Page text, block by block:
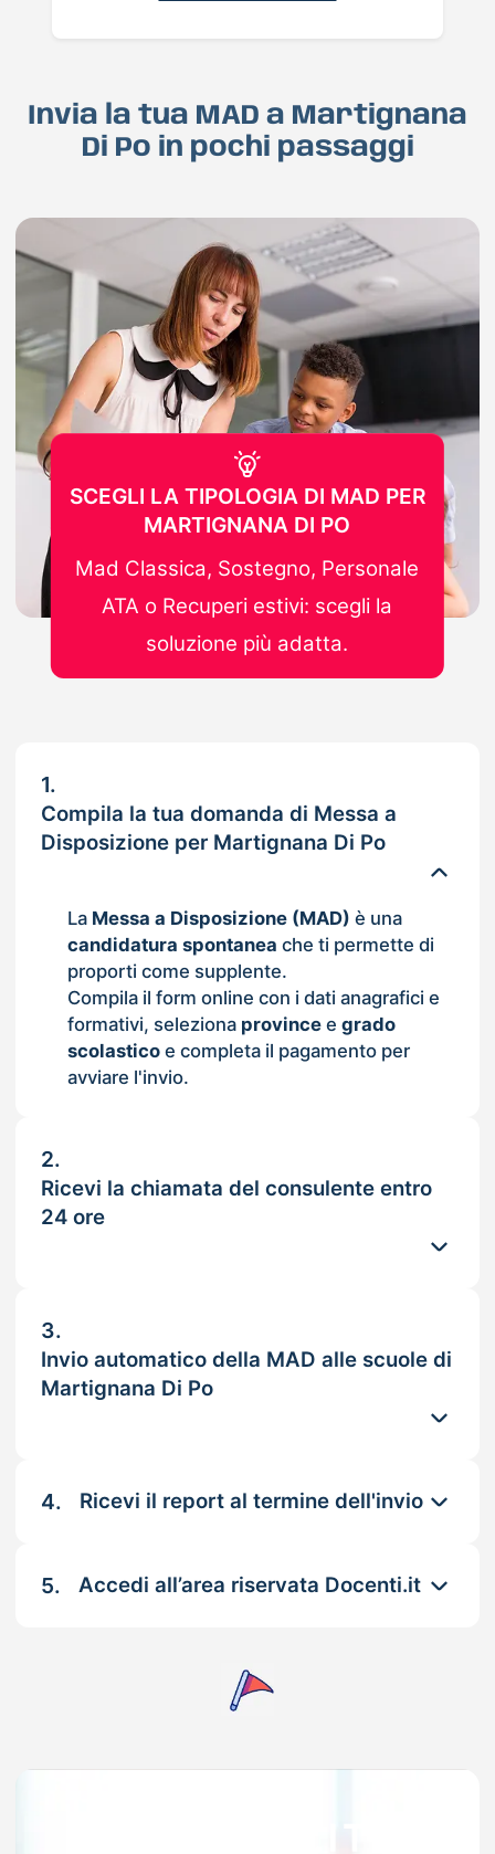
Invia la tua MAD a Martignana
Di Po in pochi passaggi
1.
Compila la tua domanda di Messa a
Disposizione per Martignana Di Po
La Messa a Disposizione (MAD) è una
candidatura spontanea che ti permette di
proporti come supplente.
Compila il form online con i dati anagrafici e
formativi, seleziona provincee grado
scolasticoe completa il pagamento per
avviare l'invio.
2.
Ricevi la chiamata del consulente entro
24 ore
3.
Invio automatico della MAD alle scuole di
Martignana Di Po
4. Ricevi il report al termine dell'invio
5. Accedi all’area riservata Docenti.it
SCEGLI LA TIPOLOGIA DI MAD PER
MARTIGNANA DI PO
Mad Classica, Sostegno, Personale
ATA o Recuperi estivi: scegli la
soluzione più adatta.